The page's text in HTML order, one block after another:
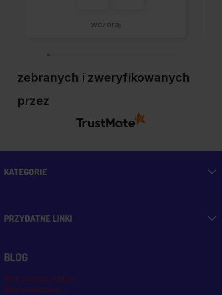
wszystko perfekt.
wczoraj
zebranych i zweryfikowanych
przez
KATEGORIE
PRZYDATNE LINKI
BLOG
Blog, nowości, artykuły
Blog msalamon.pl →